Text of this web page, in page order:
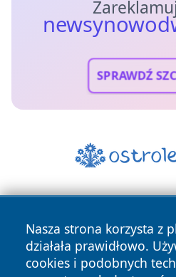
SPRAWDŹ
Nasza strona korzysta z
działała prawidłowo.
cookies i podobnych